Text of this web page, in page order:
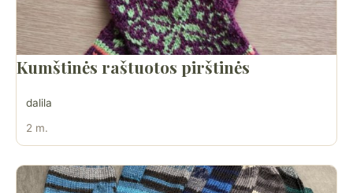
Kumštinės raštuotos pirštinės
dalila
2 m.